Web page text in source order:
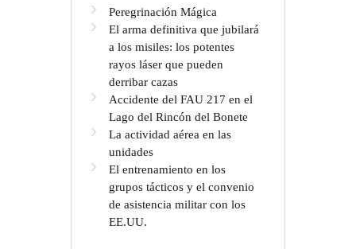
Peregrinación Mágica
El arma definitiva que jubilará
a los misiles: los potentes
rayos láser que pueden
derribar cazas
Accidente del FAU 217 en el
Lago del Rincón del Bonete
La actividad aérea en las
unidades
El entrenamiento en los
grupos tácticos y el convenio
de asistencia militar con los
EE.UU.